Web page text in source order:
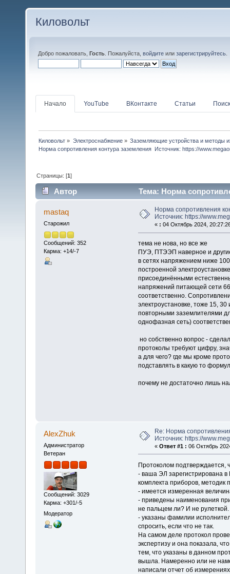
Киловольт
Добро пожаловать, Гость . Пожалуйста, войдите или зарегистрируйтесь
Начало YouTube ВКонтакте Статьи Поиск
Киловольт » Электроснабжение» Заземляющие устройства и методы
Норма сопротивления контура заземления  Источник: https://
Страницы: [1]
Автор
Тема: Норма
https://www.megaomm.ru/norma-s (Прочитано
mastaq
Старожил
Сообщений: 352
Карма: +14/-7
Норма сопротивления
Источник: https://
« : 04 Октябрь 2024,
тема не нова, но все же
ПУЭ, ПТЭЭП наверное и
в сетях напряжением ниже
построенной
присоединёнными
напряжений питающей сети
соответственно.
электроустановке, тоже 15,
повторными заземлителями
однофазная сеть)
но собственно вопрос -
протоколы требуют цифру,
а для чего? где мы кроме
подставлять в какую то
почему не достаточно лишь
AlexZhuk
Администратор
Ветеран
Сообщений: 3029
Карма: +301/-5
Модератор
Re: Норма
Источник: https://
« Ответ #1 : 06 Октябрь
Протоколом подтверждается,
- ваша ЭЛ зарегистрирована в
комплекта приборов,
- имеется измеренная
- приведены наименования
не пальцем ли? И не рулеткой.
- указаны фамилии
спросить, если что не так.
На самом деле протокол
экспертизу и она показала,
тем, что указаны в данном
вышла. Намеренно или не
написали отчет об